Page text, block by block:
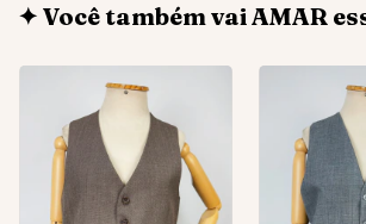
✦ Você também vai AMAR